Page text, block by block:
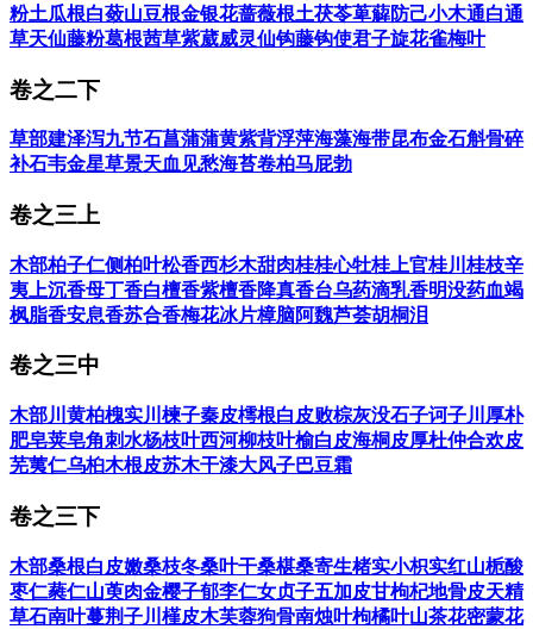
粉土瓜根白蔹山豆根金银花蔷薇根土茯苓萆薢防己小木通白通
草天仙藤粉葛根茜草紫葳威灵仙钩藤钩使君子旋花雀梅叶
卷之二下
草部建泽泻九节石菖蒲蒲黄紫背浮萍海藻海带昆布金石斛骨碎
补石韦金星草景天血见愁海苔卷柏马屁勃
卷之三上
木部柏子仁侧柏叶松香西杉木甜肉桂桂心牡桂 上官桂川桂枝辛
夷 上沉香母丁香白檀香紫檀香降真香台乌药滴乳香明没药血竭
枫脂香安息香苏合香梅花冰片樟脑阿魏芦荟胡桐泪
卷之三中
木部川黄柏槐实川楝子秦皮樗根白皮败棕灰没石子诃子川厚朴
肥皂荚皂角刺 水杨枝叶西河柳枝叶榆白皮海桐皮厚杜仲合欢皮
芜荑仁乌桕木根皮苏木干漆大风子巴豆霜
卷之三下
木部桑根白皮嫩桑枝冬桑叶干桑椹桑寄生楮实小枳实红山栀酸
枣仁蕤仁山萸肉金樱子郁李仁女贞子五加皮甘枸杞地骨皮天精
草石南叶蔓荆子川槿皮木芙蓉狗骨南烛叶枸橘叶山茶花密蒙花